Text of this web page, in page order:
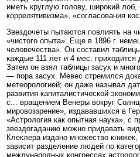
иметь круглую голову, широкий
коррелятивизма», «согласования
Звездочеты пытаются повлиять на
«чистого опыта». Еще в 1896 г.
человечества». Он составил
каждые 111 лет и 4 мес.
Затем он взял таблицы засух и
— пора засух. Мевес стремился
метеорологией; он даже называл
развития капиталистической
с... вращением Венеры вокруг
мировоззрение», издававшихся в
«Астрология как опытная наука», с
звездогаданию можно придавать
Клеклера издано множество
зависит разделение людей по
международных конгрессах